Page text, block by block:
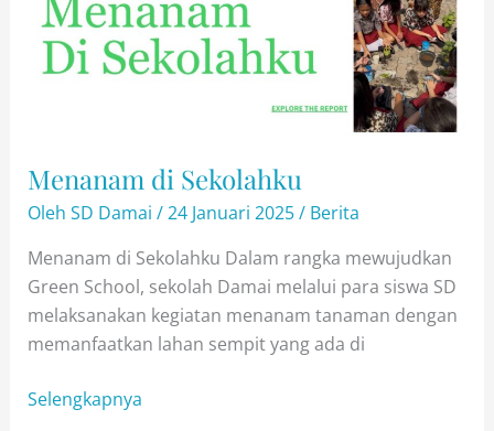
Menanam di Sekolahku
Oleh SD Damai /24 Januari 2025/ Berita
Menanam di Sekolahku Dalam rangka mewujudkan
Green School, sekolah Damai melalui para siswa SD
melaksanakan kegiatan menanam tanaman dengan
memanfaatkan lahan sempit yang ada di
Menanam
Selengkapnya